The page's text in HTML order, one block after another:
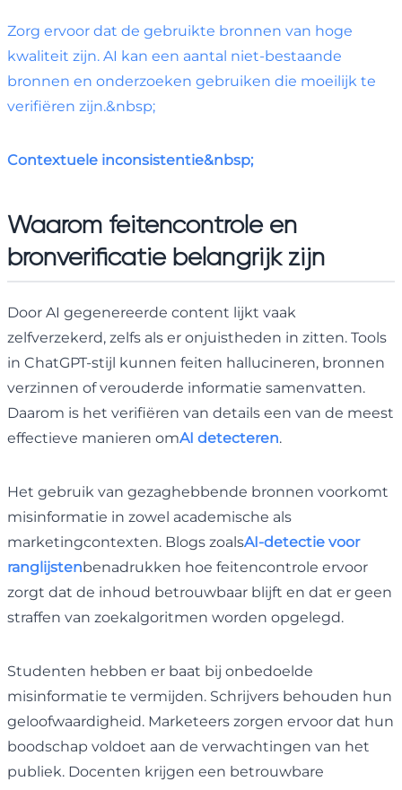
Zorg ervoor dat de gebruikte bronnen van hoge
kwaliteit zijn. AI kan een aantal niet-bestaande
bronnen en onderzoeken gebruiken die moeilijk te
verifiëren zijn.&nbsp;
Contextuele inconsistentie&nbsp;
Waarom feitencontrole en
bronverificatie belangrijk zijn
Door AI gegenereerde content lijkt vaak
zelfverzekerd, zelfs als er onjuistheden in zitten. Tools
in ChatGPT-stijl kunnen feiten hallucineren, bronnen
verzinnen of verouderde informatie samenvatten.
Daarom is het verifiëren van details een van de meest
effectieve manieren omAI detecteren.
Het gebruik van gezaghebbende bronnen voorkomt
misinformatie in zowel academische als
marketingcontexten. Blogs zoalsAI-detectie voor
ranglijstenbenadrukken hoe feitencontrole ervoor
zorgt dat de inhoud betrouwbaar blijft en dat er geen
straffen van zoekalgoritmen worden opgelegd.
Studenten hebben er baat bij onbedoelde
misinformatie te vermijden. Schrijvers behouden hun
geloofwaardigheid. Marketeers zorgen ervoor dat hun
boodschap voldoet aan de verwachtingen van het
publiek. Docenten krijgen een betrouwbare